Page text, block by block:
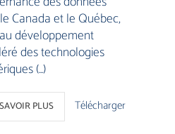
Canada et le Québec,
développement
des technologies
(…)
PLUS Télécharger